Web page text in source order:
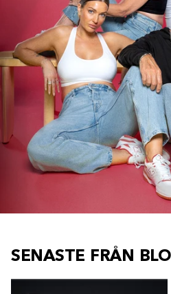
SENASTE FRÅN